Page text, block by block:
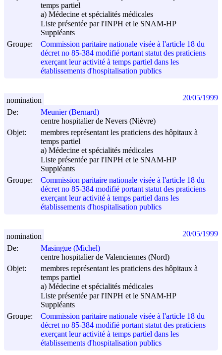
temps partiel
a) Médecine et spécialités médicales
Liste présentée par l'INPH et le SNAM-HP
Suppléants
Groupe:
Commission paritaire nationale visée à l'article 18 du
décret no 85-384 modifié portant statut des praticiens
exerçant leur activité à temps partiel dans les
établissements d'hospitalisation publics
De:
Meunier (Bernard)
centre hospitalier de Nevers (Nièvre)
Objet:
membres représentant les praticiens des hôpitaux à
temps partiel
a) Médecine et spécialités médicales
Liste présentée par l'INPH et le SNAM-HP
Suppléants
Groupe:
Commission paritaire nationale visée à l'article 18 du
décret no 85-384 modifié portant statut des praticiens
exerçant leur activité à temps partiel dans les
établissements d'hospitalisation publics
nomination 20/05/1999
De:
Masingue (Michel)
centre hospitalier de Valenciennes (Nord)
Objet:
membres représentant les praticiens des hôpitaux à
temps partiel
a) Médecine et spécialités médicales
Liste présentée par l'INPH et le SNAM-HP
Suppléants
Groupe:
Commission paritaire nationale visée à l'article 18 du
décret no 85-384 modifié portant statut des praticiens
exerçant leur activité à temps partiel dans les
établissements d'hospitalisation publics
nomination 20/05/1999